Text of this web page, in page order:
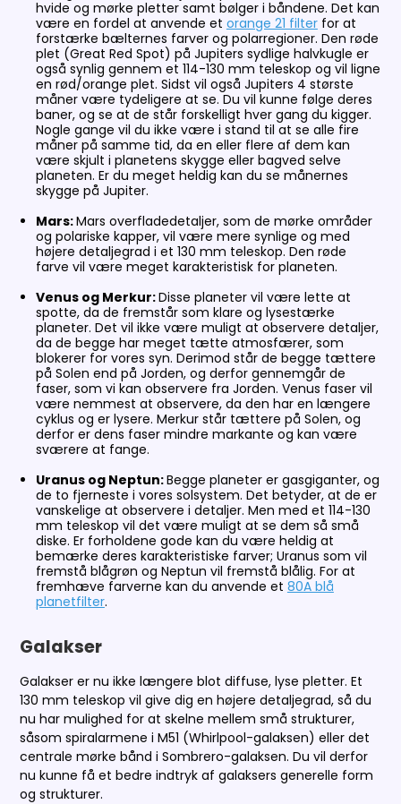
hvide og mørke pletter samt bølger i båndene. Det kan
være en fordel at anvende et orange 21 filterfor at
forstærke bælternes farver og polarregioner. Den røde
plet (Great Red Spot) på Jupiters sydlige halvkugle er
også synlig gennem et 114-130 mm teleskop og vil ligne
en rød/orange plet. Sidst vil også Jupiters 4 største
måner være tydeligere at se. Du vil kunne følge deres
baner, og se at de står forskelligt hver gang du kigger.
Nogle gange vil du ikke være i stand til at se alle fire
måner på samme tid, da en eller flere af dem kan
være skjult i planetens skygge eller bagved selve
planeten. Er du meget heldig kan du se månernes
skygge på Jupiter.
Mars:Mars overfladedetaljer, som de mørke områder
og polariske kapper, vil være mere synlige og med
højere detaljegrad i et 130 mm teleskop. Den røde
farve vil være meget karakteristisk for planeten.
Venus og Merkur:Disse planeter vil være lette at
spotte, da de fremstår som klare og lysestærke
planeter. Det vil ikke være muligt at observere detaljer,
da de begge har meget tætte atmosfærer, som
blokerer for vores syn. Derimod står de begge tættere
på Solen end på Jorden, og derfor gennemgår de
faser, som vi kan observere fra Jorden. Venus faser vil
være nemmest at observere, da den har en længere
cyklus og er lysere. Merkur står tættere på Solen, og
derfor er dens faser mindre markante og kan være
sværere at fange.
Uranus og Neptun:Begge planeter er gasgiganter, og
de to fjerneste i vores solsystem. Det betyder, at de er
vanskelige at observere i detaljer. Men med et 114-130
mm teleskop vil det være muligt at se dem så små
diske. Er forholdene gode kan du være heldig at
bemærke deres karakteristiske farver; Uranus som vil
fremstå blågrøn og Neptun vil fremstå blålig. For at
fremhæve farverne kan du anvende et 80A blå
planetfilter.
Galakser
Galakser er nu ikke længere blot diffuse, lyse pletter. Et
130 mm teleskop vil give dig en højere detaljegrad, så du
nu har mulighed for at skelne mellem små strukturer,
såsom spiralarmene i M51 (Whirlpool-galaksen) eller det
centrale mørke bånd i Sombrero-galaksen. Du vil derfor
nu kunne få et bedre indtryk af galaksers generelle form
og strukturer.